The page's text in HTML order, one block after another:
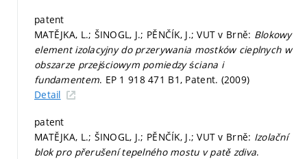
patent
MATĚJKA, L.; ŠINOGL, J.; PĚNČÍK, J.; VUT v Brně: Blokowy
element izolacyjny do przerywania mostków cieplnych w
obszarze przejściowym pomiedzy ściana i
fundamentem. EP 1 918 471 B1, Patent. (2009)
Detail
patent
MATĚJKA, L.; ŠINOGL, J.; PĚNČÍK, J.; VUT v Brně: Izolační
blok pro přerušení tepelného mostu v patě zdiva.